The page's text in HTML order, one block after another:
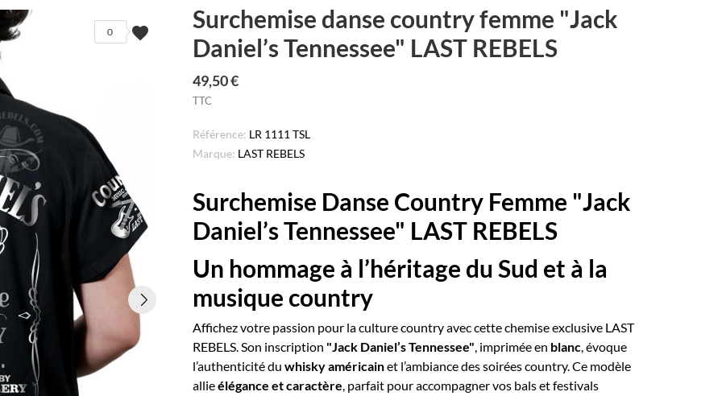
favorite
0
Surchemise danse country femme "Jack
Daniel’s Tennessee" LAST REBELS
49,50 €
TTC
Référence: LR 1111 TSL
Marque: LAST REBELS
Surchemise Danse Country Femme "Jack
Daniel’s Tennessee" LAST REBELS
Un hommage à l’héritage du Sud et à la
musique country
Affichez votre passion pour la culture country avec cette chemise exclusive LAST
REBELS. Son inscription "Jack Daniel’s Tennessee", imprimée en blanc, évoque
l’authenticité du whisky américainet l’ambiance des soirées country. Ce modèle
allieélégance et caractère, parfait pour accompagner vos bals et festivals